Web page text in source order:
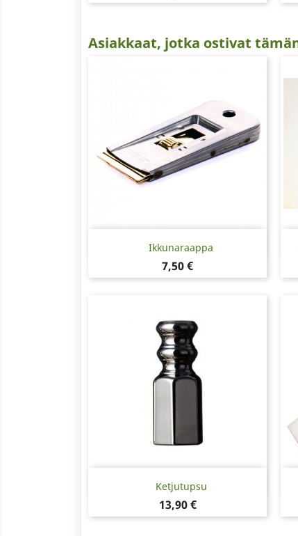
Asiakkaat, jotka ostivat
Ikkunaraappa
Hinta
7,50 €
Pikakatselu
Ketjutupsu
Hinta
13,90 €
Pikakatselu